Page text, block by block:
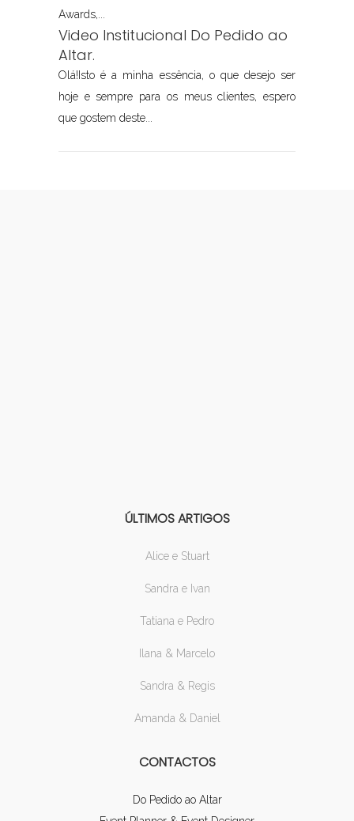
Awards,...
Video Institucional Do Pedido ao
Altar.
Olá!Isto é a minha essência, o que desejo ser
hoje e sempre para os meus clientes, espero
que gostem deste...
ÚLTIMOS ARTIGOS
Alice e Stuart
Sandra e Ivan
Tatiana e Pedro
Ilana & Marcelo
Sandra & Regis
Amanda & Daniel
CONTACTOS
Do Pedido ao Altar